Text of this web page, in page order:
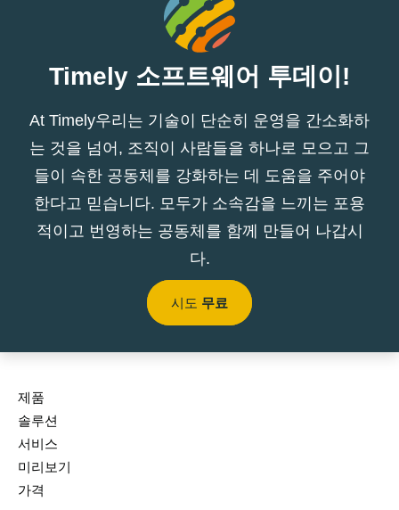
Timely 소프트웨어 투데이!
At Timely우리는 기술이 단순히 운영을 간소화하
는 것을 넘어, 조직이 사람들을 하나로 모으고 그
들이 속한 공동체를 강화하는 데 도움을 주어야
한다고 믿습니다. 모두가 소속감을 느끼는 포용
적이고 번영하는 공동체를 함께 만들어 나갑시
다.
시도 무료
제품
솔루션
서비스
미리보기
가격